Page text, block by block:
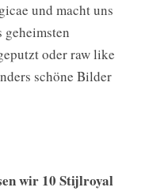
und macht uns
oder raw like
schöne Bilder
wir 10 Stijlroyal